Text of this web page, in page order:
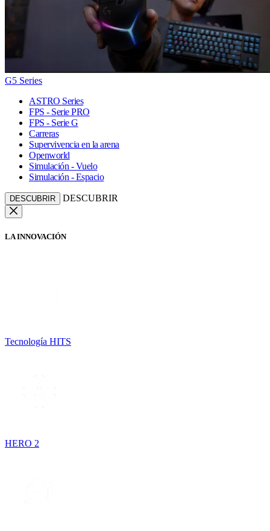
G5 Series
ASTRO Series
FPS - Serie PRO
FPS - Serie G
Carreras
Supervivencia en la arena
Openworld
Simulación - Vuelo
Simulación - Espacio
DESCUBRIR DESCUBRIR
LA INNOVACIÓN
Tecnología HITS
HERO 2